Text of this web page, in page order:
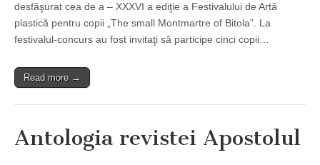
desfăşurat cea de a – XXXVI a ediţie a Festivalului de Artă
plastică pentru copii „The small Montmartre of Bitola”. La
festivalul-concurs au fost invitaţi să participe cinci copii…
Read more →
Antologia revistei Apostolul